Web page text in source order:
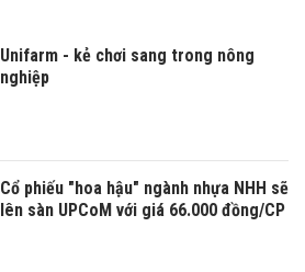
Unifarm - kẻ chơi sang trong nông
nghiệp
Cổ phiếu "hoa hậu" ngành nhựa NHH sẽ
lên sàn UPCoM với giá 66.000 đồng/CP